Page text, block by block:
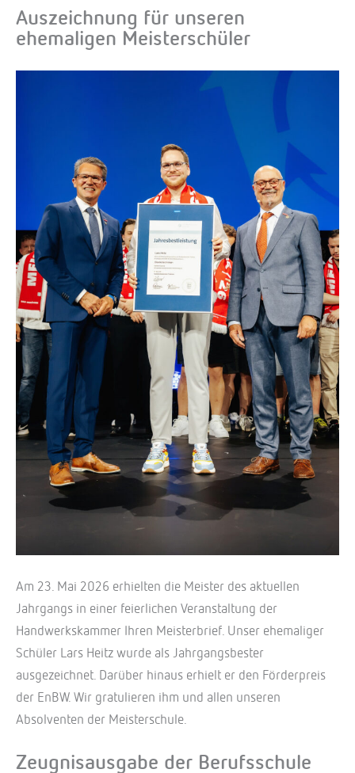
Auszeichnung für unseren
ehemaligen Meisterschüler
Am 23. Mai 2026 erhielten die Meister des aktuellen
Jahrgangs in einer feierlichen Veranstaltung der
Handwerkskammer Ihren Meisterbrief. Unser ehemaliger
Schüler Lars Heitz wurde als Jahrgangsbester
ausgezeichnet. Darüber hinaus erhielt er den Förderpreis
der EnBW. Wir gratulieren ihm und allen unseren
Absolventen der Meisterschule.
Zeugnisausgabe der Berufsschule